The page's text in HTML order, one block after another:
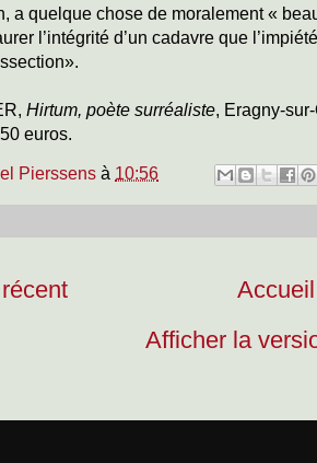
a quelque chose de moralement «
l’intégrité d’un cadavre que
Hirtum, poète surréaliste, Eragny-
euros.
Pierssens à 10:56
Accueil
Afficher la